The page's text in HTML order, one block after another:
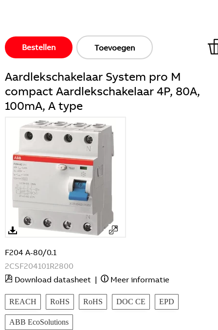
Bestellen Toevoegen
Aardlekschakelaar System pro M
compact Aardlekschakelaar 4P, 80A,
100mA, A type
F204 A-80/0.1
2CSF204101R2800
Download datasheet | Meer informatie
REACH RoHS RoHS DOC CE EPD
ABB EcoSolutions